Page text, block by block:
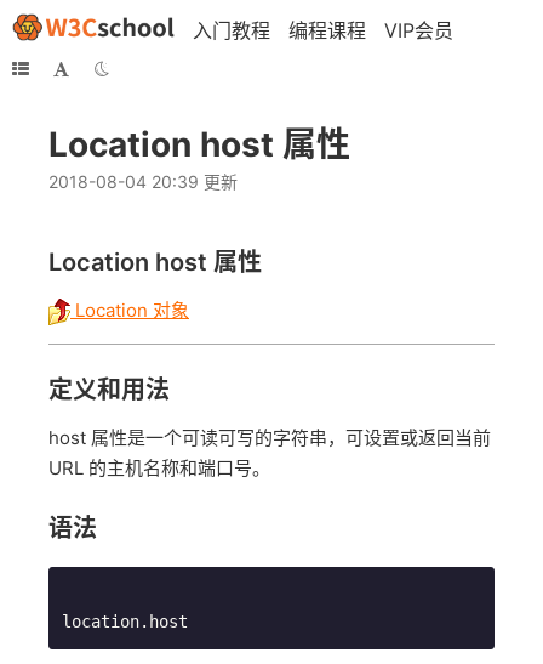
入门教程 编程课程 VIP会员
Location host 属性
2018-08-04 20:39 更新
Location host 属性
Location 对象
定义和用法
host 属性是一个可读可写的字符串，可设置或返回当前
URL 的主机名称和端口号。
语法
location.host